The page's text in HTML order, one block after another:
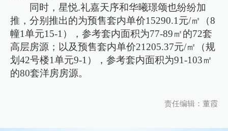
同时，星悦.礼嘉天序和华曦璟颂也纷纷加
推，分别推出的为预售套内单价15290.1元/㎡（8
幢1单元15-1），参考套内面积为77-89㎡的72套
高层房源；以及预售套内单价21205.37元/㎡（规
划42号楼1单元9-1），参考套内面积为91-103㎡
的80套洋房房源。
责任编辑：董霞